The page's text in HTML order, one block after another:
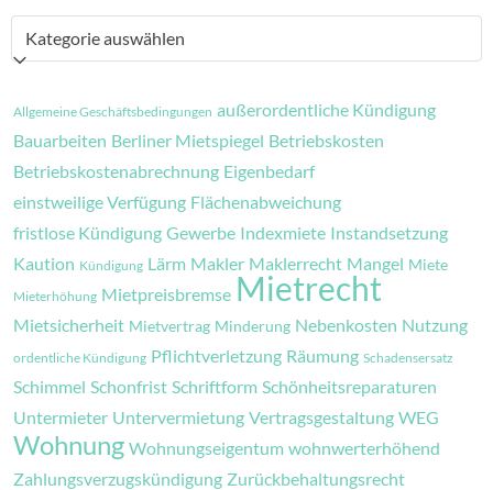
Kategorien
Allgemeine Geschäftsbedingungen außerordentliche Kündigung
Bauarbeiten Berliner Mietspiegel Betriebskosten
Betriebskostenabrechnung Eigenbedarf
einstweilige Verfügung Flächenabweichung
fristlose Kündigung Gewerbe Indexmiete Instandsetzung
Kaution Kündigung Lärm Makler Maklerrecht Mangel Miete
Mieterhöhung Mietpreisbremse Mietrecht
Mietsicherheit Mietvertrag Minderung Nebenkosten Nutzung
ordentliche Kündigung Pflichtverletzung Räumung Schadensersatz
Schimmel Schonfrist Schriftform Schönheitsreparaturen
Untermieter Untervermietung Vertragsgestaltung WEG
Wohnung Wohnungseigentum wohnwerterhöhend
Zahlungsverzugskündigung Zurückbehaltungsrecht